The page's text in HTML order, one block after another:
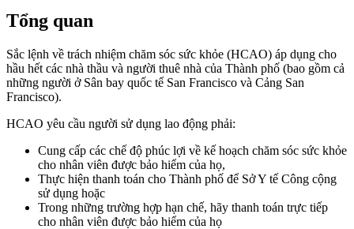
Tổng quan
Sắc lệnh về trách nhiệm chăm sóc sức khỏe (HCAO) áp dụng cho
hầu hết các nhà thầu và người thuê nhà của Thành phố (bao gồm cả
những người ở Sân bay quốc tế San Francisco và Cảng San
Francisco).
HCAO yêu cầu người sử dụng lao động phải:
Cung cấp các chế độ phúc lợi về kế hoạch chăm sóc sức khỏe
cho nhân viên được bảo hiểm của họ,
Thực hiện thanh toán cho Thành phố để Sở Y tế Công cộng
sử dụng hoặc
Trong những trường hợp hạn chế, hãy thanh toán trực tiếp
cho nhân viên được bảo hiểm của họ